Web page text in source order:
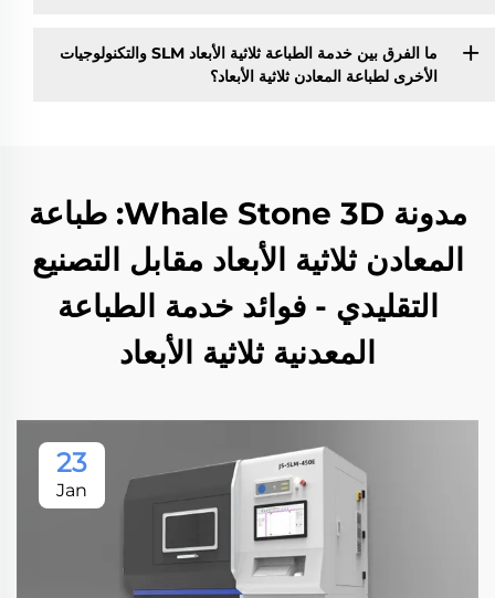
ما الفرق بين خدمة الطباعة ثلاثية الأبعاد SLM والتكنولوجيات
الأخرى لطباعة المعادن ثلاثية الأبعاد؟
مدونة Whale Stone 3D: طباعة
المعادن ثلاثية الأبعاد مقابل التصنيع
التقليدي - فوائد خدمة الطباعة
المعدنية ثلاثية الأبعاد
23
Jan